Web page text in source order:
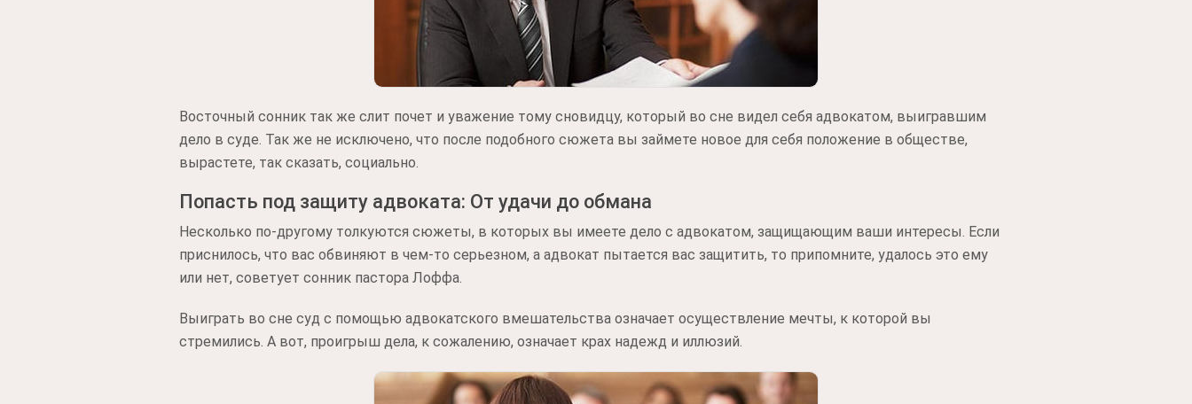
Восточный сонник так же слит почет и уважение тому сновидцу, который во сне видел себя адвокатом, выигравшим
дело в суде. Так же не исключено, что после подобного сюжета вы займете новое для себя положение в обществе,
вырастете, так сказать, социально.
Попасть под защиту адвоката: От удачи до обмана
Несколько по-другому толкуются сюжеты, в которых вы имеете дело с адвокатом, защищающим ваши интересы. Если
приснилось, что вас обвиняют в чем-то серьезном, а адвокат пытается вас защитить, то припомните, удалось это ему
или нет, советует сонник пастора Лоффа.
Выиграть во сне суд с помощью адвокатского вмешательства означает осуществление мечты, к которой вы
стремились. А вот, проигрыш дела, к сожалению, означает крах надежд и иллюзий.